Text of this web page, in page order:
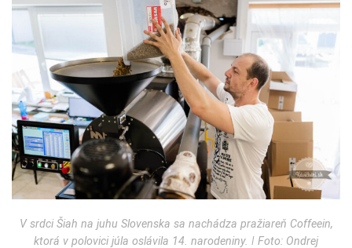
V srdci Šiah na juhu Slovenska sa nachádza pražiareň Coffeein,
ktorá v polovici júla oslávila 14. narodeniny. ǀ Foto: Ondrej